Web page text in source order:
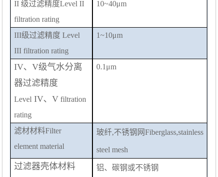
II级过滤精度Level II
filtrationrating
10~40μm
III级过滤精度 Level
III filtrationrating
1~10μm
IV、V级气水分离
器过滤精度
Level IV、V filtration
rating
0.1 μm
滤材材料Filter
element material
玻纤,不锈钢网Fiberglass,stainless
steel mesh
过滤器壳体材料
铝、碳钢或不锈钢